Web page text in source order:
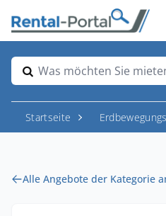
Was möchten Sie
Startseite
Alle Angebote der Kategorie